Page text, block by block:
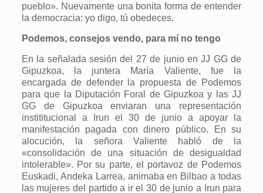
pueblo». Nuevamente una bonita forma de entender
la democracia: yo digo, tú obedeces.
Podemos, consejos vendo, para mí no tengo
En la señalada sesión del 27 de junio en JJ GG de
Gipuzkoa, la juntera María Valiente, fue la
encargada de defender la propuesta de Podemos
para que la Diputación Foral de Gipuzkoa y las JJ
GG de Gipuzkoa enviaran una representación
instititucional a Irun el 30 de junio a apoyar la
manifestación pagada con dinero público. En su
alocución, la señora Valiente habló de la
«consolidación de una situación de desigualdad
intolerable». Por su parte, el portavoz de Podemos
Euskadi, Andeka Larrea, animaba en Bilbao a todas
las mujeres del partido a ir el 30 de junio a Irun para